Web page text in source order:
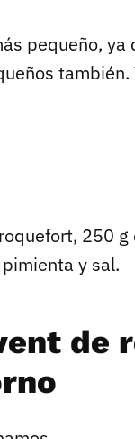
pequeño,
250
y sal.
de